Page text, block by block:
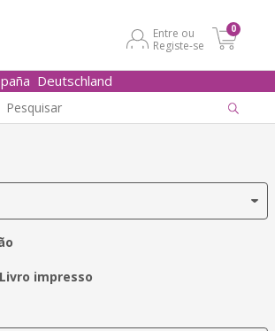
Entre ou
Registe-se
0
Deutschland
Livro impresso